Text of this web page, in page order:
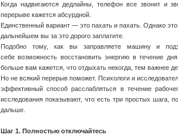
Когда надвигаются дедлайны, телефон все звонит и
перерыве кажется абсурдной.
Единственный вариант — это пахать и пахать. Однако
дальнейшем вы за это дорого заплатите.
Подобно тому, как вы заправляете машину и
себе возможность восстановить энергию в течение
больше вам кажется, что отдыхать некогда, тем важнее
Но не всякий перерыв поможет. Психологи и
эффективный способ расслабляться в течение
исследования показывают, что есть три простых шага,
дальше.
Шаг 1. Полностью отключайтесь